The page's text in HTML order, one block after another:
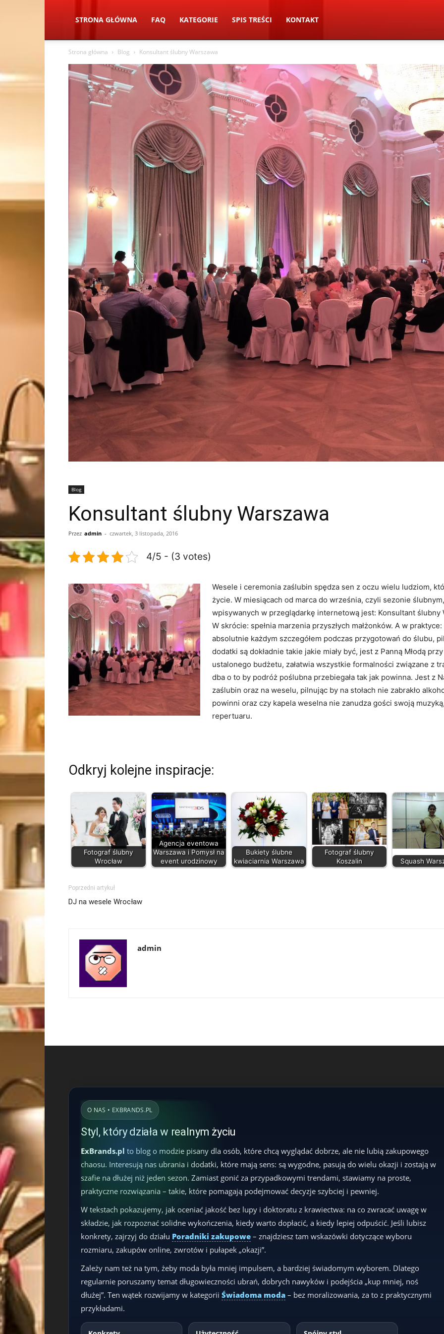
STRONA GŁÓWNA FAQ KATEGORIE SPIS TREŚCI KONTAKT
Strona główna Blog Konsultant ślubny Warszawa
Blog
Konsultant ślubny Warszawa
Przez admin - czwartek, 3 listopada, 2016
4/5 - (3 votes)
Wesele i ceremonia zaślubin spędza sen z oczu wielu ludziom,
życie. W miesiącach od marca do września, czyli sezonie
wpisywanych w przeglądarkę internetową jest: Konsultant ślubny
W skrócie: spełnia marzenia przyszłych małżonków. A w
absolutnie każdym szczegółem podczas przygotowań do ślubu,
dodatki są dokładnie takie jakie miały być, jest z Panną Młodą
ustalonego budżetu, załatwia wszystkie formalności związane z
dba o to by podróż poślubna przebiegała tak jak powinna. Jest z
zaślubin oraz na weselu, pilnując by na stołach nie zabrakło
powinni oraz czy kapela weselna nie zanudza gości swoją
repertuaru.
Odkryj kolejne inspiracje:
Fotograf ślubny
Wrocław
Agencja eventowa
Warszawa i Pomysł na
event urodzinowy
Bukiety ślubne
kwiaciarnia Warszawa
Fotograf ślubny
Koszalin
Squash
Poprzedni artykuł
DJ na wesele Wrocław
admin
O NAS • EXBRANDS.PL
Styl, który działa w realnym życiu
ExBrands.pl to blog o modzie pisany dla osób, które chcą wyglądać dobrze, ale nie lubią zakupowego
chaosu. Interesują nas ubrania i dodatki, które mają sens: są wygodne, pasują do wielu okazji i zostają w
szafie na dłużej niż jeden sezon. Zamiast gonić za przypadkowymi trendami, stawiamy na proste,
praktyczne rozwiązania – takie, które pomagają podejmować decyzje szybciej i pewniej.
W tekstach pokazujemy, jak oceniać jakość bez lupy i doktoratu z krawiectwa: na co zwracać uwagę w
składzie, jak rozpoznać solidne wykończenia, kiedy warto dopłacić, a kiedy lepiej odpuścić. Jeśli lubisz
konkrety, zajrzyj do działu Poradniki zakupowe – znajdziesz tam wskazówki dotyczące wyboru
rozmiaru, zakupów online, zwrotów i pułapek „okazji”.
Zależy nam też na tym, żeby moda była mniej impulsem, a bardziej świadomym wyborem. Dlatego
regularnie poruszamy temat długowieczności ubrań, dobrych nawyków i podejścia „kup mniej, noś
dłużej”. Ten wątek rozwijamy w kategorii Świadoma moda – bez moralizowania, za to z praktycznymi
przykładami.